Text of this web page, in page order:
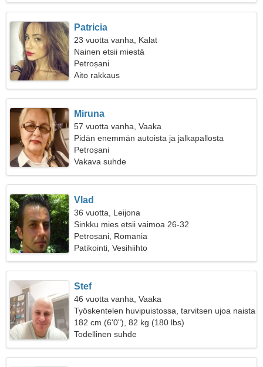
Patricia
23 vuotta vanha, Kalat
Nainen etsii miestä
Petroșani
Aito rakkaus
Miruna
57 vuotta vanha, Vaaka
Pidän enemmän autoista ja jalkapallosta
Petroșani
Vakava suhde
Vlad
36 vuotta, Leijona
Sinkku mies etsii vaimoa 26-32
Petroșani, Romania
Patikointi, Vesihiihto
Stef
46 vuotta vanha, Vaaka
Työskentelen huvipuistossa, tarvitsen ujoa naista
182 cm (6'0"), 82 kg (180 lbs)
Todellinen suhde